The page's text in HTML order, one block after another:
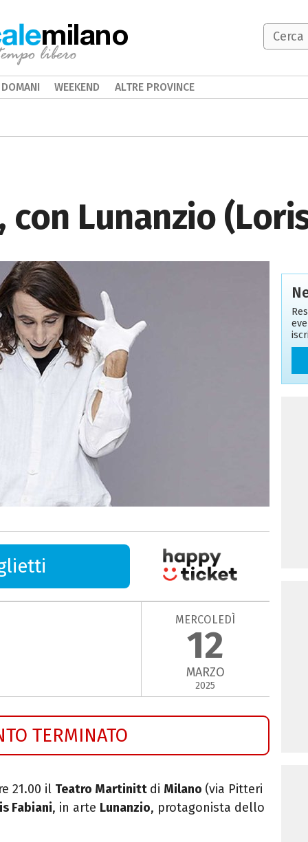
con Lunanzio
MERCOLEDÌ
12
MARZO
2025
TERMINATO
21.00 il Teatro Martinitt di Milano (via Pitteri
Fabiani, in arte Lunanzio, protagonista dello
milano
DOMANI WEEKEND ALTRE PROVINCE